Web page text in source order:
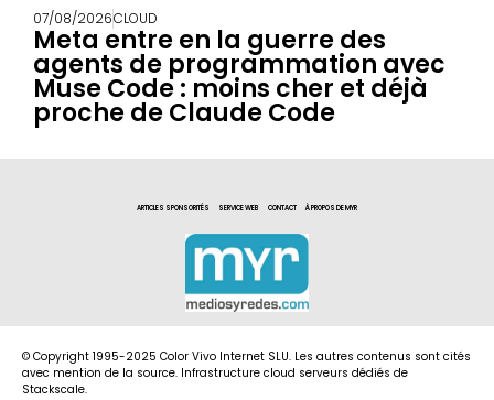
07/08/2026CLOUD
Meta entre en la guerre des
agents de programmation avec
Muse Code : moins cher et déjà
proche de Claude Code
ARTICLES SPONSORITÉS SERVICE WEB CONTACT À PROPOS DE MYR
© Copyright 1995-2025 Color Vivo Internet SLU. Les autres contenus sont cités
avec mention de la source. Infrastructure cloud serveurs dédiés de
Stackscale.